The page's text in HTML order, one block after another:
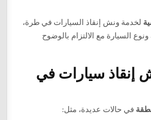
لخدمة ونش إنقاذ السيارات في طرة،
السيارة مع الالتزام بالوضوح
إنقاذ سيارات في
في حالات عديدة، مثل: